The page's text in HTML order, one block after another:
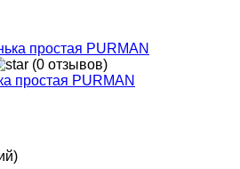
(0 отзывов)
простая PURMAN